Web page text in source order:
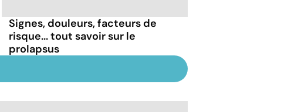
Signes, douleurs, facteurs de
risque... tout savoir sur le
prolapsus